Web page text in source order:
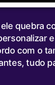
quebra
com o
tudo